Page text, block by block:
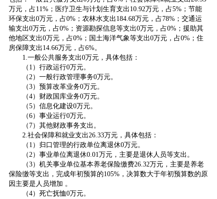
万元，占11%；医疗卫生与计划生育支出10.92万元，占5%；节能
环保支出0万元，占0%；农林水支出184.68万元，占78%；交通运
输支出0万元，占0%；资源勘探信息等支出0万元，占0%；援助其
他地区支出0万元，占0%；国土海洋气象等支出0万元，占0%；住
房保障支出14.66万元，占6%。
1.一般公共服务支出0万元，具体包括：
（1）行政运行0万元。
（2）一般行政管理事务0万元。
（3）预算改革业务0万元。
（4）财政国库业务0万元。
（5）信息化建设0万元。
（6）事业运行0万元。
（7）其他财政事务支出。
2.社会保障和就业支出26.33万元，具体包括：
（1）归口管理的行政单位离退休0万元。
（2）事业单位离退休0.01万元，主要是退休人员等支出。
（3）机关事业单位基本养老保险缴费26.32万元，主要是养老
保险缴等支出，完成年初预算的105%，决算数大于年初预算数的原
因主要是人员增加 。
（4）死亡抚恤0万元。